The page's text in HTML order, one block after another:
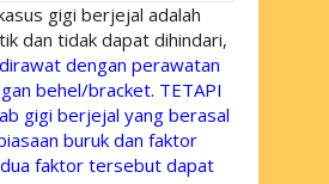
gigi berjejal adalah
dan tidak dapat dihindari,
dengan perawatan
behel/bracket. TETAPI
gigi berjejal yang berasal
buruk dan faktor
faktor tersebut dapat